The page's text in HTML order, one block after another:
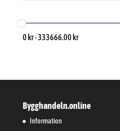
0 kr-333666.00 kr
Bygghandeln.online
Information